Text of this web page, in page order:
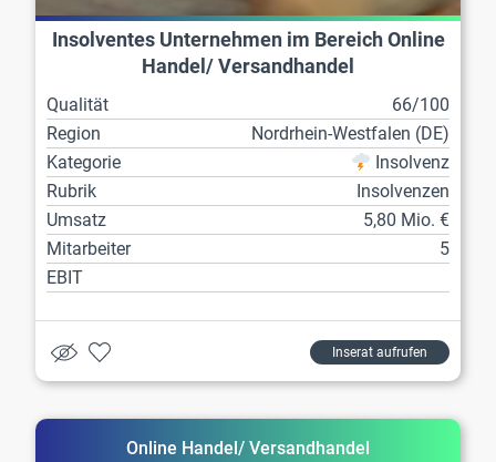
Insolventes Unternehmen im Bereich Online
Handel/ Versandhandel
Qualität
66/100
Region
Nordrhein-Westfalen (DE)
Kategorie
Insolvenz
Rubrik
Insolvenzen
Umsatz
5,80 Mio. €
Mitarbeiter
5
EBIT
Inserat aufrufen
Online Handel/ Versandhandel